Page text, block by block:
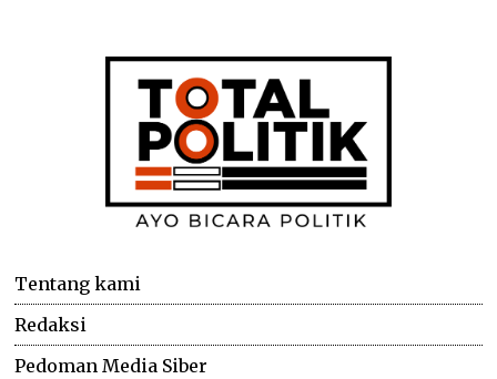
Tentang kami
Redaksi
Pedoman Media Siber